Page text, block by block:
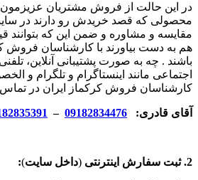
در این حالت از فروش مشتریان عزیزمون
محصولی که قصد خریدش رو دارند در
مقایسه و مشاوره و ضمن این که بتوانند
هم به دست بیاورند با کارشناسان فروش
باشند . چه به صورت پشتیبانی آنلاین،
اجتماعی مانند اینستاگرام و تلگرام و
کارشناسان فروش کرکماز ایران در تماس
آقای قادری: 09182834476
–
2. ثبت سفارش اینترنتی (داخل سایت)
: